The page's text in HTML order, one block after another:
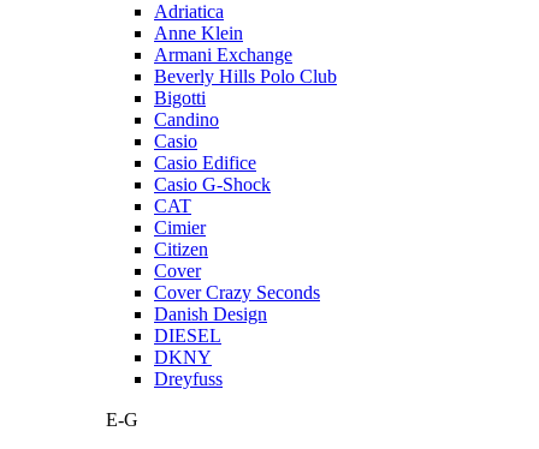
Adriatica
Anne Klein
Armani Exchange
Beverly Hills Polo Club
Bigotti
Candino
Casio
Casio Edifice
Casio G-Shock
CAT
Cimier
Citizen
Cover
Cover Crazy Seconds
Danish Design
DIESEL
DKNY
Dreyfuss
E-G